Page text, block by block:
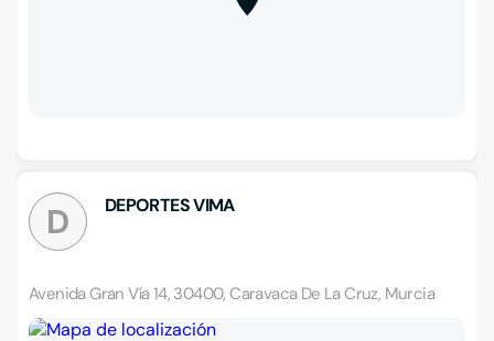
D DEPORTES VIMA
Avenida Gran Vía 14, 30400, Caravaca De La Cruz, Murcia